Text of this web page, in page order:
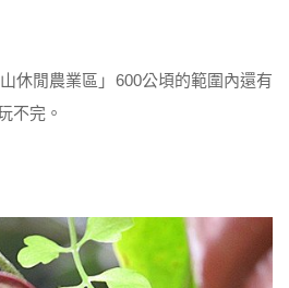
閒農業區」600公頃的範圍內還有
不完。